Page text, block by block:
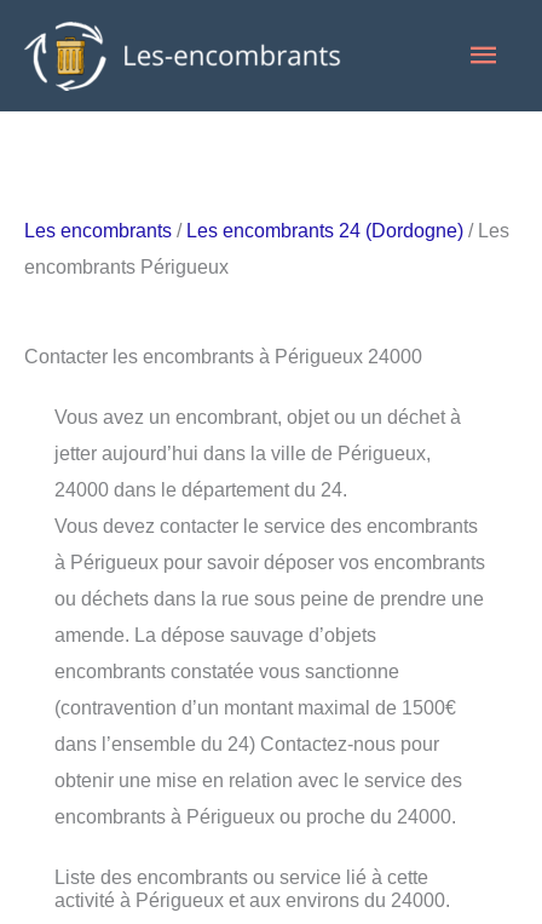
contenu
Les encombrants / Les encombrants 24 (Dordogne) / Les
encombrants Périgueux
Contacter les encombrants à Périgueux 24000
Vous avez un encombrant, objet ou un déchet à
jetter aujourd’hui dans la ville de Périgueux,
24000 dans le département du 24.
Vous devez contacter le service des encombrants
à Périgueux pour savoir déposer vos encombrants
ou déchets dans la rue sous peine de prendre une
amende. La dépose sauvage d’objets
encombrants constatée vous sanctionne
(contravention d’un montant maximal de 1500€
dans l’ensemble du 24) Contactez-nous pour
obtenir une mise en relation avec le service des
encombrants à Périgueux ou proche du 24000.
Liste des encombrants ou service lié à cette
activité à Périgueux et aux environs du 24000.